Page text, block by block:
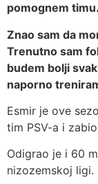
pomognem timu.
Znao sam da
Trenutno sam
budem bolji
naporno
Esmir je ove
tim PSV-a i
Odigrao je i 60
nizozemskoj ligi.